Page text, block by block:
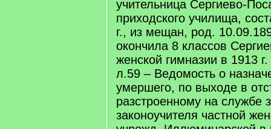
учительница Сергиево-
приходского училища,
г., из мещан, род.
окончила 8 классов
женской гимназии в 1913 г.
л.59 – Ведомость о
умершего, по выходе в
разстроенному на службе
законоучителя частной